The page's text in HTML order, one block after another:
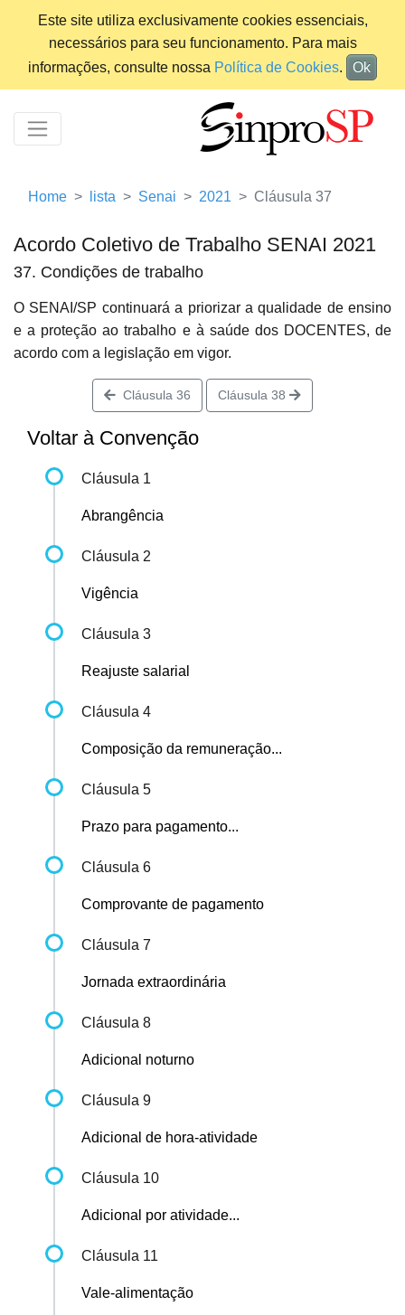
Este site utiliza exclusivamente cookies essenciais,
necessários para seu funcionamento. Para mais
informações, consulte nossa Política de Cookies. Ok
Home lista Senai 2021 Cláusula 37
Acordo Coletivo de Trabalho SENAI 2021
37. Condições de trabalho
O SENAI/SP continuará a priorizar a qualidade de ensino
e a proteção ao trabalho e à saúde dos DOCENTES, de
acordo com a legislação em vigor.
Cláusula 36 Cláusula 38
Voltar à Convenção
Cláusula 1
Abrangência
Cláusula 2
Vigência
Cláusula 3
Reajuste salarial
Cláusula 4
Composição da remuneração...
Cláusula 5
Prazo para pagamento...
Cláusula 6
Comprovante de pagamento
Cláusula 7
Jornada extraordinária
Cláusula 8
Adicional noturno
Cláusula 9
Adicional de hora-atividade
Cláusula 10
Adicional por atividade...
Cláusula 11
Vale-alimentação